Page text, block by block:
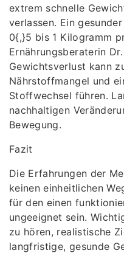
extrem schnelle
verlassen. Ein
0{,}5 bis 1 Kilogramm
Ernährungsberaterin
Gewichtsverlust kann
Nährstoffmangel und
Stoffwechsel führen.
nachhaltigen
Bewegung.
Fazit
Die Erfahrungen der
keinen einheitlichen
für den einen
ungeeignet sein.
zu hören, realistische
langfristige, gesunde